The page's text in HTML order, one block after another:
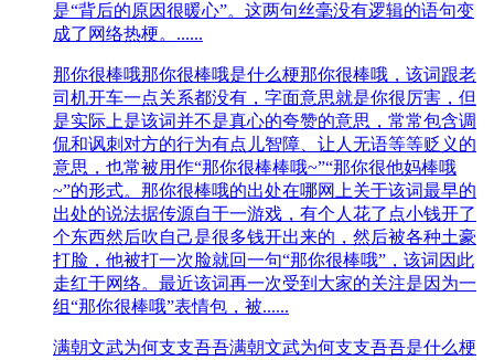
是“背后的原因很暖心”。这两句丝毫没有逻辑的语句变
成了网络热梗。......
那你很棒哦那你很棒哦是什么梗那你很棒哦，该词跟老
司机开车一点关系都没有，字面意思就是你很厉害，但
是实际上是该词并不是真心的夸赞的意思，常常包含调
侃和讽刺对方的行为有点儿智障、让人无语等等贬义的
意思，也常被用作“那你很棒棒哦~”“那你很他妈棒哦
~”的形式。那你很棒哦的出处在哪网上关于该词最早的
出处的说法据传源自于一游戏，有个人花了点小钱开了
个东西然后吹自己是很多钱开出来的，然后被各种土豪
打脸，他被打一次脸就回一句“那你很棒哦”，该词因此
走红于网络。最近该词再一次受到大家的关注是因为一
组“那你很棒哦”表情包，被......
满朝文武为何支支吾吾满朝文武为何支支吾吾是什么梗